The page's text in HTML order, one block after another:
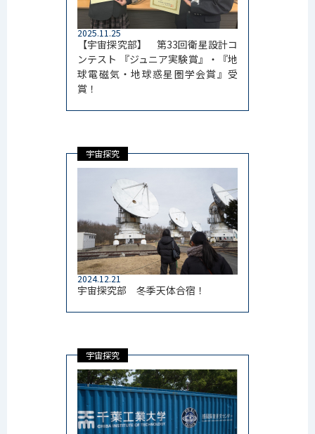
2025.11.25
【宇宙探究部】 第33回衛星設計コ
ンテスト 『ジュニア実験賞』・『地
球電磁気・地球惑星圏学会賞』受
賞！
宇宙探究
2024.12.21
宇宙探究部 冬季天体合宿！
宇宙探究